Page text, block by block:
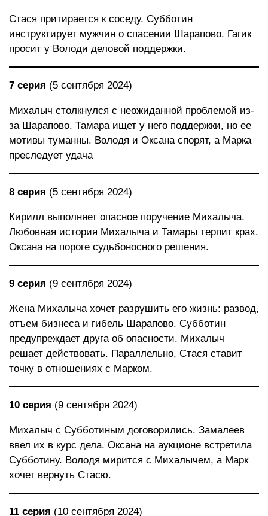
Стася притирается к соседу. Субботин
инструктирует мужчин о спасении Шарапово. Гагик
просит у Володи деловой поддержки.
7 серия (5 сентября 2024)
Михалыч столкнулся с неожиданной проблемой из-
за Шарапово. Тамара ищет у него поддержки, но ее
мотивы туманны. Володя и Оксана спорят, а Марка
преследует удача
8 серия (5 сентября 2024)
Кирилл выполняет опасное поручение Михалыча.
Любовная история Михалыча и Тамары терпит крах.
Оксана на пороге судьбоносного решения.
9 серия (9 сентября 2024)
Жена Михалыча хочет разрушить его жизнь: развод,
отъем бизнеса и гибель Шарапово. Субботин
предупреждает друга об опасности. Михалыч
решает действовать. Параллельно, Стася ставит
точку в отношениях с Марком.
10 серия (9 сентября 2024)
Михалыч с Субботиным договорились. Замалеев
ввел их в курс дела. Оксана на аукционе встретила
Субботину. Володя мирится с Михалычем, а Марк
хочет вернуть Стасю.
11 серия (10 сентября 2024)